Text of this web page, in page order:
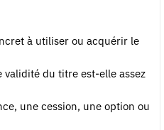
à utiliser ou acquérir le
validité du titre est-elle assez
une cession, une option ou